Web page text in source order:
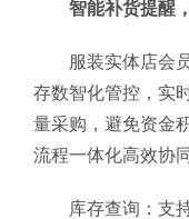
智能补货提醒
服装实体店会
存数智化管控，实
量采购，避免资金
流程一体化高效协
库存查询：支